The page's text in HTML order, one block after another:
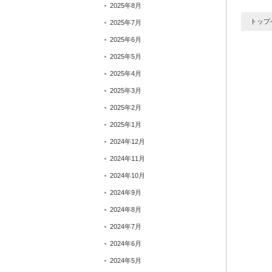
トッ
2025年8月
2025年7月
2025年6月
2025年5月
2025年4月
2025年3月
2025年2月
2025年1月
2024年12月
2024年11月
2024年10月
2024年9月
2024年8月
2024年7月
2024年6月
2024年5月